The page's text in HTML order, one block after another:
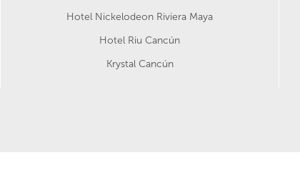
Hotel Nickelodeon Riviera Maya
Hotel Riu Cancún
Krystal Cancún